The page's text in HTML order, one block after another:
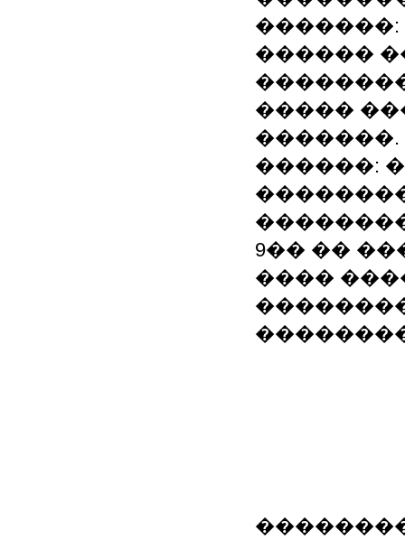
�������:
������
�����
�������.
������:
9�� ��
����